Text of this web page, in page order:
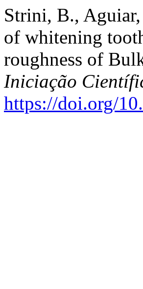
Strini, B.,
of whitening
roughness of
Iniciação
https://doi.org/